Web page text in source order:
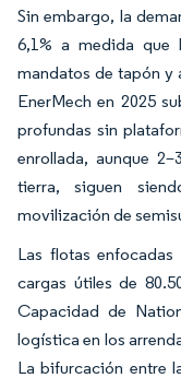
Sin embargo, la
6,1% a medida que
mandatos de tapón y
EnerMech en 2025
profundas sin
enrollada, aunque
tierra, siguen
movilización de
Las flotas
cargas útiles de
Capacidad de
logística en los
La bifurcación entre